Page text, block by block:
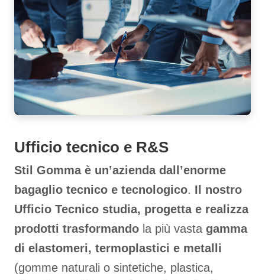
Ufficio tecnico e R&S
Stil Gomma è un’azienda dall’enorme
bagaglio tecnico e tecnologico. Il nostro
Ufficio Tecnico studia, progetta e realizza
prodotti trasformando la più vasta gamma
di elastomeri, termoplastici e metalli
(gomme naturali o sintetiche, plastica,